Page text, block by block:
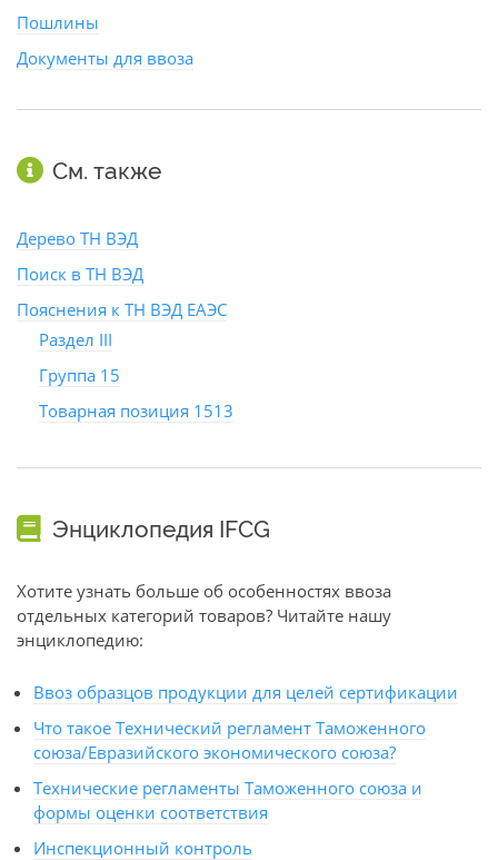
Пошлины
Документы для ввоза
См. также
Дерево ТН ВЭД
Поиск в ТН ВЭД
Пояснения к ТН ВЭД ЕАЭС
Раздел III
Группа 15
Товарная позиция 1513
Энциклопедия IFCG
Хотите узнать больше об особенностях ввоза
отдельных категорий товаров? Читайте нашу
энциклопедию:
Ввоз образцов продукции для целей сертификации
Что такое Технический регламент Таможенного
союза/Евразийского экономического союза?
Технические регламенты Таможенного союза и
формы оценки соответствия
Инспекционный контроль